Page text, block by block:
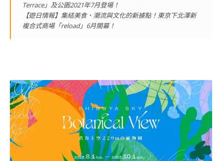
Terrace」及公園2021年7月登場！
【遊日情報】集結美食、潮流與文化的新據點！東京下北澤新
複合式商場「reload」6月開幕！